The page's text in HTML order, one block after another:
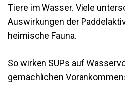
Tiere im Wasser. Viele
Auswirkungen der
heimische Fauna.
So wirken SUPs auf
gemächlichen